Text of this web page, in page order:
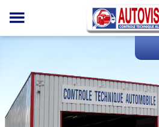
Panneau de gestion des cookies